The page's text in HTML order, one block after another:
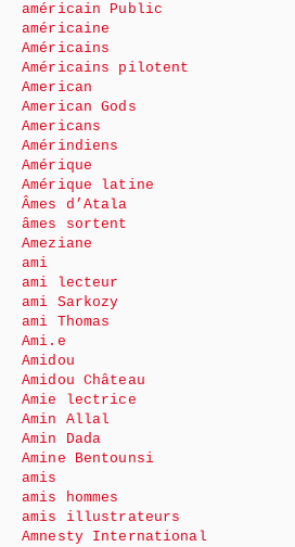
américain Public
américaine
Américains
Américains pilotent
American
American Gods
Americans
Amérindiens
Amérique
Amérique latine
Âmes d’Atala
âmes sortent
Ameziane
ami
ami lecteur
ami Sarkozy
ami Thomas
Ami.e
Amidou
Amidou Château
Amie lectrice
Amin Allal
Amin Dada
Amine Bentounsi
amis
amis hommes
amis illustrateurs
Amnesty International